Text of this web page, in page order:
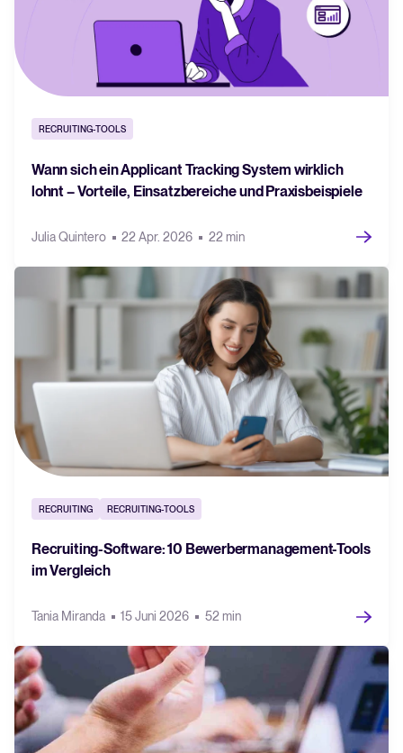
RECRUITING-TOOLS
Wann sich ein Applicant Tracking System wirklich
lohnt – Vorteile, Einsatzbereiche und Praxisbeispiele
Julia Quintero 22 Apr. 2026 22 min
RECRUITING RECRUITING-TOOLS
Recruiting-Software: 10 Bewerbermanagement-Tools
im Vergleich
Tania Miranda 15 Juni 2026 52 min